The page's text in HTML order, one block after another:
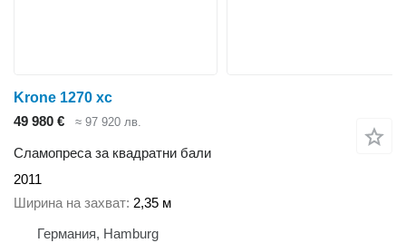
Krone 1270 xc
49 980 €
≈ 97 920 лв.
Сламопреса за квадратни бали
2011
Ширина на захват 2,35 м
Германия, Hamburg